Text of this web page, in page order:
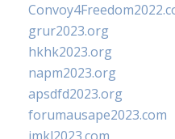
grur2023.org
hkhk2023.org
napm2023.org
apsdfd2023.org
forumausape2023.com